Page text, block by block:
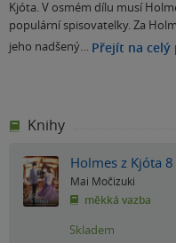
Kjóta. V osmém dílu musí
populární spisovatelky. Za
jeho nadšený… Přejít na celý
Knihy
Holmes z Kjóta 8
Mai Močizuki
měkká vazba
Skladem